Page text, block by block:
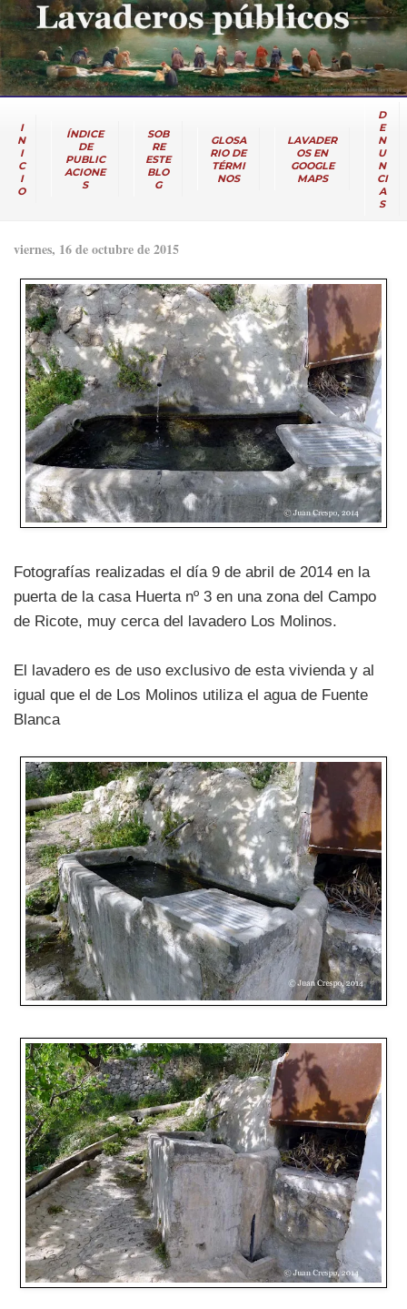
I
N
I
C
I
O
ÍNDICE
DE
PUBLIC
ACIONE
S
SOB
RE
ESTE
BLO
G
GLOSA
RIO DE
TÉRMI
NOS
LAVADER
OS EN
GOOGLE
MAPS
D
E
N
U
N
CI
A
S
viernes, 16 de octubre de 2015
Fotografías realizadas el día 9 de abril de 2014 en la
puerta de la casa Huerta nº 3 en una zona del Campo
de Ricote, muy cerca del lavadero Los Molinos.
El lavadero es de uso exclusivo de esta vivienda y al
igual que el de Los Molinos utiliza el agua de Fuente
Blanca